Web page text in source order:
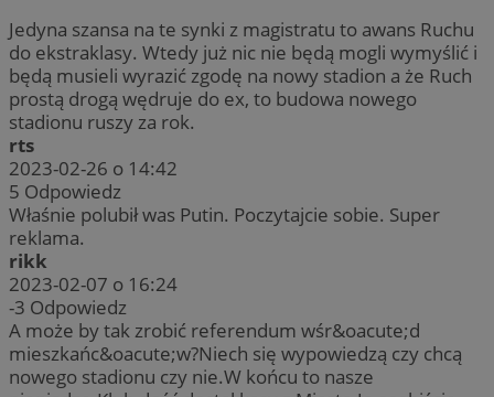
Jedyna szansa na te synki z magistratu to awans Ruchu
do ekstraklasy. Wtedy już nic nie będą mogli wymyślić i
będą musieli wyrazić zgodę na nowy stadion a że Ruch
prostą drogą wędruje do ex, to budowa nowego
stadionu ruszy za rok.
rts
2023-02-26 o 14:42
5 Odpowiedz
Właśnie polubił was Putin. Poczytajcie sobie. Super
reklama.
rikk
2023-02-07 o 16:24
-3 Odpowiedz
A może by tak zrobić referendum wśr&oacute;d
mieszkańc&oacute;w?Niech się wypowiedzą czy chcą
nowego stadionu czy nie.W końcu to nasze